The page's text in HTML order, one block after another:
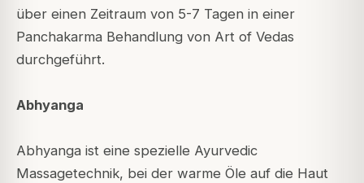
über einen Zeitraum von 5-7 Tagen in einer
Panchakarma Behandlung von Art of Vedas
durchgeführt.
Abhyanga
Abhyanga ist eine spezielle Ayurvedic
Massagetechnik, bei der warme Öle auf die Haut